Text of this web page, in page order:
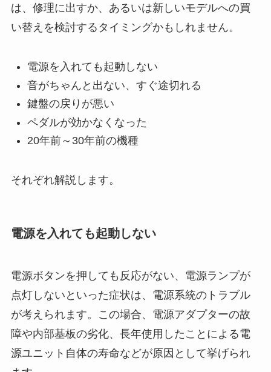
は、修理に出すか、あるいは新しいモデルへの買
い替えを検討するタイミングかもしれません。
電源を入れても起動しない
音がちゃんと出ない、すぐ途切れる
鍵盤の戻りが悪い
ペダルが効かなくなった
20年前～30年前の機種
それぞれ解説します。
電源を入れても起動しない
電源ボタンを押しても反応がない、電源ランプが
点灯しないといった症状は、電源系統のトラブル
が考えられます。この場合、電源アダプターの故
障や内部基板の劣化、長年使用したことによる電
源ユニット自体の寿命などが原因として挙げられ